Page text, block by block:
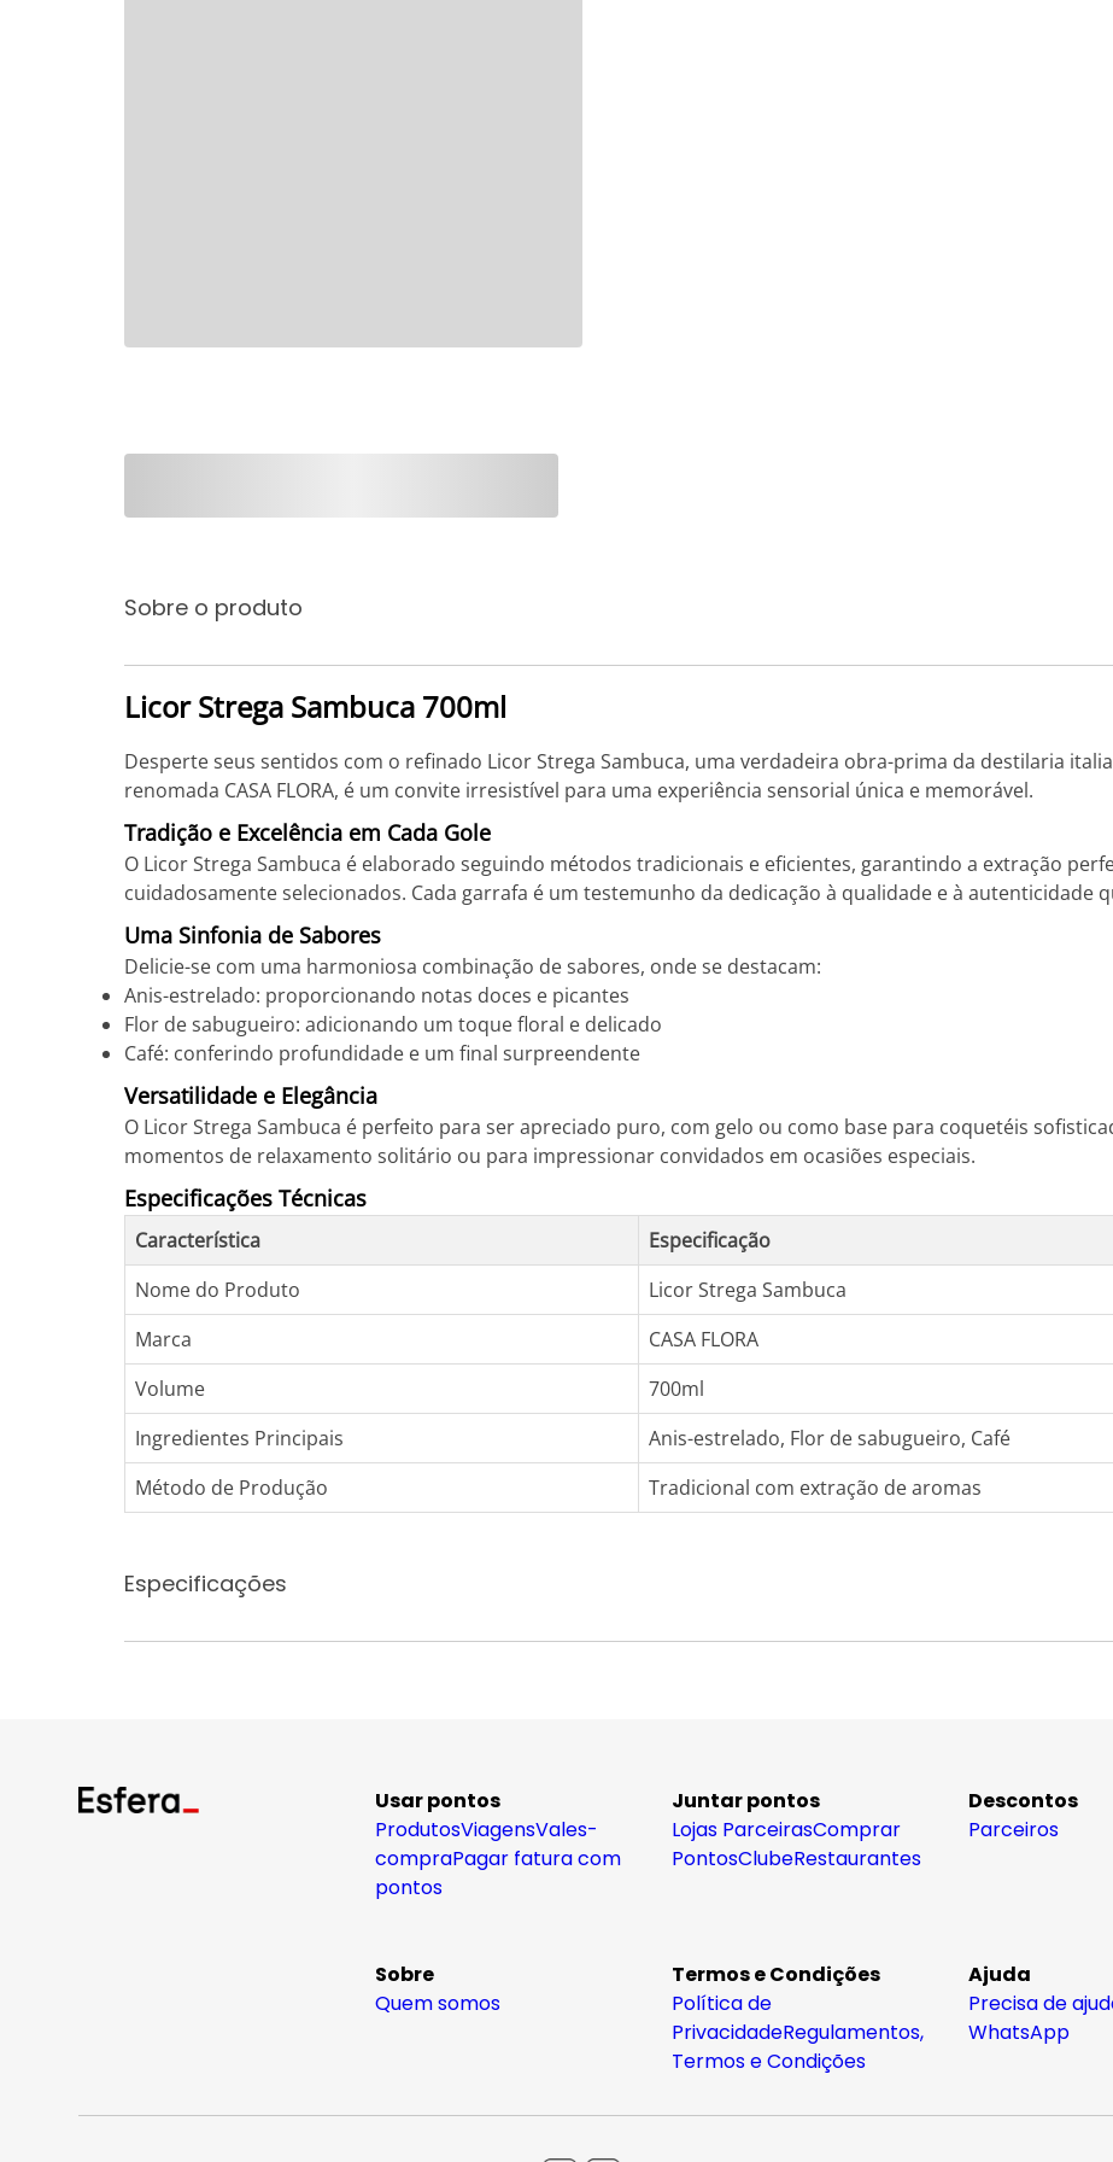
Sobre o produto
Licor Strega Sambuca 700ml
Desperte seus sentidos com o refinado Licor Strega Sambuca, uma verdadeira obra-prima da destilaria
renomada CASA FLORA, é um convite irresistível para uma experiência sensorial única e memorável.
Tradição e Excelência em Cada Gole
O Licor Strega Sambuca é elaborado seguindo métodos tradicionais e eficientes, garantindo a extração
cuidadosamente selecionados. Cada garrafa é um testemunho da dedicação à qualidade e à autenticidade
Uma Sinfonia de Sabores
Delicie-se com uma harmoniosa combinação de sabores, onde se destacam:
Anis-estrelado: proporcionando notas doces e picantes
Flor de sabugueiro: adicionando um toque floral e delicado
Café: conferindo profundidade e um final surpreendente
Versatilidade e Elegância
O Licor Strega Sambuca é perfeito para ser apreciado puro, com gelo ou como base para coquetéis
momentos de relaxamento solitário ou para impressionar convidados em ocasiões especiais.
Especificações Técnicas
Característica
Especificação
Nome do Produto
Licor Strega Sambuca
Marca
CASA FLORA
Volume
700ml
Ingredientes Principais
Anis-estrelado, Flor de sabugueiro, Café
Método de Produção
Tradicional com extração de aromas
Especificações
Usar pontos
ProdutosViagensVales-
compraPagar fatura com
pontos
Juntar pontos
Lojas ParceirasComprar
PontosClubeRestaurantes
Descontos
Parceiros
Sobre
Quem somos
Termos e Condições
Política de
PrivacidadeRegulamentos,
Termos e Condições
Ajuda
Precisa de
WhatsApp